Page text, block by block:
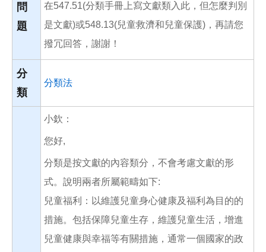
問
題
在547.51(分類手冊上寫文獻類入此，但怎麼判別
是文獻)或548.13(兒童救濟和兒童保護)，再請您
撥冗回答，謝謝！
分
類
分類法
小欽：
您好,
分類是按文獻的內容類分，不會考慮文獻的形
式。說明兩者所屬範疇如下:
兒童福利：以維護兒童身心健康及福利為目的的
措施。包括保障兒童生存，維護兒童生活，增進
兒童健康與幸福等有關措施，通常一個國家的政